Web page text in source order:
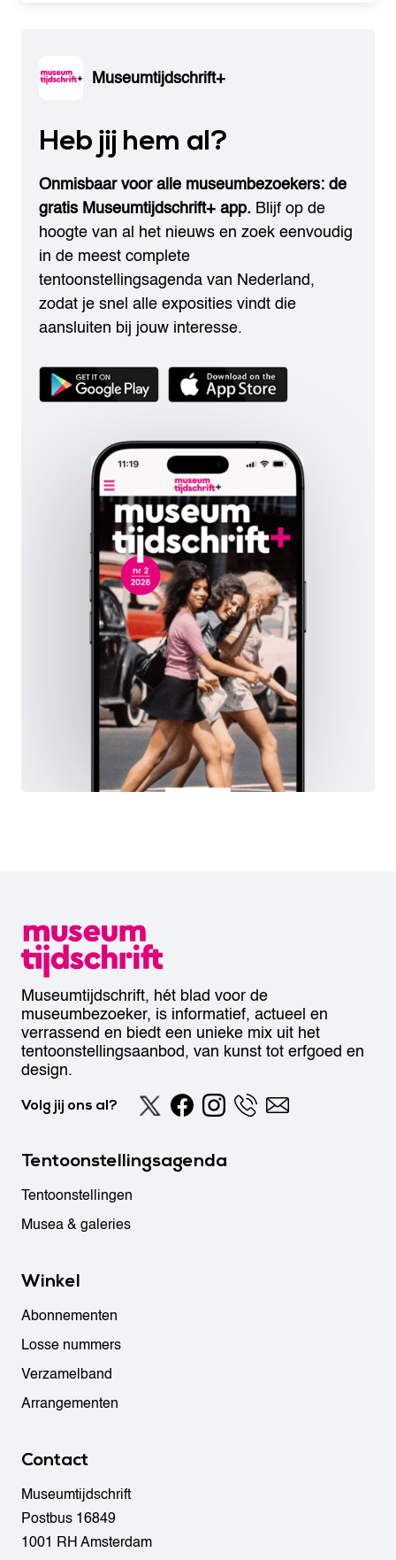
Museumtijdschrift+
Heb jij hem al?
Onmisbaar voor alle museumbezoekers: de
gratis Museumtijdschrift+ app. Blijf op de
hoogte van al het nieuws en zoek eenvoudig
in de meest complete
tentoonstellingsagenda van Nederland,
zodat je snel alle exposities vindt die
aansluiten bij jouw interesse.
Museumtijdschrift, hét blad voor de
museumbezoeker, is informatief, actueel en
verrassend en biedt een unieke mix uit het
tentoonstellingsaanbod, van kunst tot erfgoed en
design.
Volg jij ons al?
Tentoonstellingsagenda
Tentoonstellingen
Musea & galeries
Winkel
Abonnementen
Losse nummers
Verzamelband
Arrangementen
Contact
Museumtijdschrift
Postbus 16849
1001 RH Amsterdam